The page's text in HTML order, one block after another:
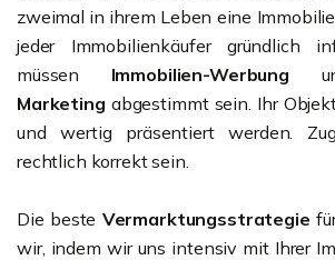
zweimal in ihrem Leben eine
jeder Immobilienkäufer gründlich
müssen Immobilien-Werbung
Marketing abgestimmt sein. Ihr
und wertig präsentiert werden.
rechtlich korrekt sein.
Die beste Vermarktungsstrategie
wir, indem wir uns intensiv mit Ihrer